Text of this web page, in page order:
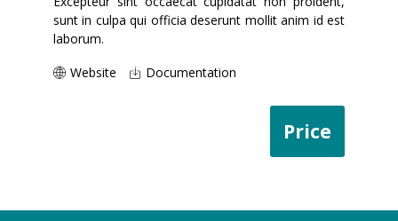
sunt in culpa qui officia deserunt mollit anim id est
laborum.
Website Documentation
Price